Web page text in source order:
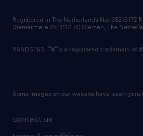
contact us
Registered in The Netherlands No: 33216172
Diemermere 25, 1112 TC Diemen, The
RANDSTAD, is a registered trademark of ©
Some images on our website have been